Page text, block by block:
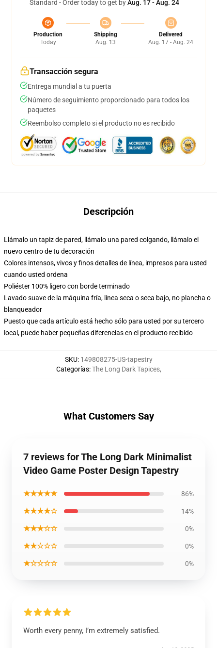
Standard - Order today to get byAug. 17 - Aug. 24
Production
Today
Shipping
Aug. 13
Delivered
Aug. 17 - Aug. 24
Transacción segura
Entrega mundial a tu puerta
Número de seguimiento proporcionado para todos los
paquetes
Reembolso completo si el producto no es recibido
Descripción
Llámalo un tapiz de pared, llámalo una pared colgando, llámalo el
nuevo centro de tu decoración
Colores intensos, vivos y finos detalles de línea, impresos para usted
cuando usted ordena
Poliéster 100% ligero con borde terminado
Lavado suave de la máquina fría, línea seca o seca bajo, no plancha o
blanqueador
Puesto que cada artículo está hecho sólo para usted por su tercero
local, puede haber pequeñas diferencias en el producto recibido
SKU: 149808275-US-tapestry
Categorías:The Long Dark Tapices,
What Customers Say
7 reviews for The Long Dark Minimalist
Video Game Poster Design Tapestry
★★★★★ 86%
★★★★☆ 14%
★★★☆☆ 0%
★★☆☆☆ 0%
★☆☆☆☆ 0%
Worth every penny, I’m extremely satisfied.